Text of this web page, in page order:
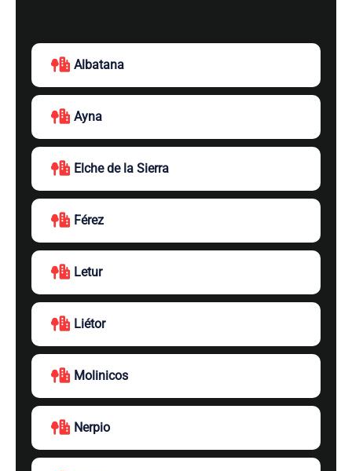
Albatana
Ayna
Elche de la Sierra
Férez
Letur
Liétor
Molinicos
Nerpio